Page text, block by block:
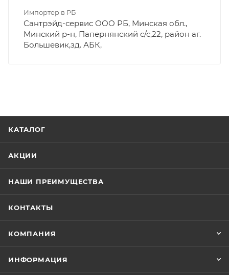
Импортер в РБ
Сантрэйд-сервис ООО РБ, Минская обл.,
Минский р-н, Папернянский с/с,22, район аг.
Большевик,зд. АБК,
КАТАЛОГ
АКЦИИ
НАШИ ПРЕИМУЩЕСТВА
КОНТАКТЫ
КОМПАНИЯ
ИНФОРМАЦИЯ